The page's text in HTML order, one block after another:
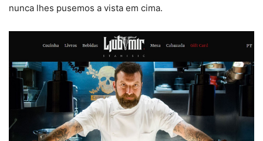
nunca lhes pusemos a vista em cima.